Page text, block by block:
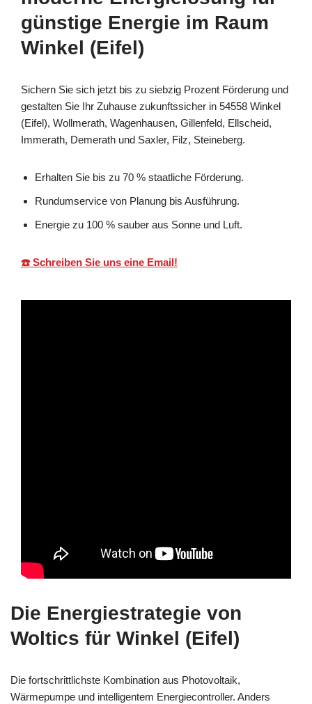
günstige Energie im Raum
Winkel (Eifel)
Sichern Sie sich jetzt bis zu siebzig Prozent Förderung und
gestalten Sie Ihr Zuhause zukunftssicher in 54558 Winkel
(Eifel), Wollmerath, Wagenhausen, Gillenfeld, Ellscheid,
Immerath, Demerath und Saxler, Filz, Steineberg.
Erhalten Sie bis zu 70 % staatliche Förderung.
Rundumservice von Planung bis Ausführung.
Energie zu 100 % sauber aus Sonne und Luft.
☎️ Schreiben Sie uns eine Email!
Die Energiestrategie von
Woltics für Winkel (Eifel)
Die fortschrittlichste Kombination aus Photovoltaik,
Wärmepumpe und intelligentem Energiecontroller. Anders